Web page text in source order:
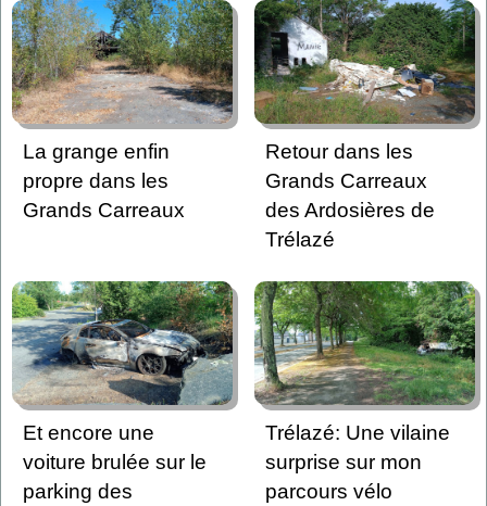
La grange enfin
propre dans les
Grands Carreaux
Retour dans les
Grands Carreaux
des Ardosières de
Trélazé
Et encore une
voiture brulée sur le
parking des
Trélazé: Une vilaine
surprise sur mon
parcours vélo